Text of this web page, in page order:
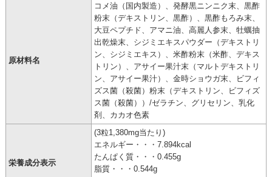
原材料名
コメ油（国内製造）、発酵黒ニンニク末、黒酢
粉末（デキストリン、黒酢）、黒酢もろみ末、
大豆ペプチド、アマニ油、高麗人参末、牡蠣抽
出乾燥末、シジミエキスパウダー（デキストリ
ン、シジミエキス）、米酢粉末（米酢、デキス
トリン）、アサイー果汁末（マルトデキストリ
ン、アサイー果汁）、金時ショウガ末、ビフィ
ズス菌（殺菌）粉末（デキストリン、ビフィズ
ス菌（殺菌））/ゼラチン、グリセリン、乳化
剤、カカオ色素
栄養成分表示
(3粒1,380mg当たり)
エネルギー・・・7.894kcal
たんぱく質・・・0.455g
脂質・・・0.544g